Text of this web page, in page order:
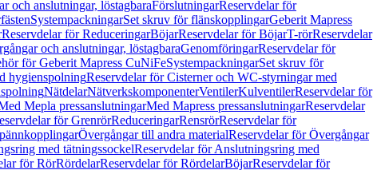
och anslutningar, löstagbaraFörslutningarReservdelar för
SystempackningarSet skruv för flänskopplingarGeberit Mapress
Reservdelar för ReduceringarBöjarReservdelar för BöjarT-rörReservdelar
och anslutningar, löstagbaraGenomföringarReservdelar för
för Geberit Mapress CuNiFeSystempackningarSet skruv för
hygienspolningReservdelar för Cisterner och WC-styrningar med
NätdelarNätverkskomponenterVentilerKulventilerReservdelar för
Mepla pressanslutningarMed Mapress pressanslutningarReservdelar
för GrenrörReduceringarRensrörReservdelar för
Övergångar till andra materialReservdelar för Övergångar
med tätningssockelReservdelar för Anslutningsring med
för RörRördelarReservdelar för RördelarBöjarReservdelar för